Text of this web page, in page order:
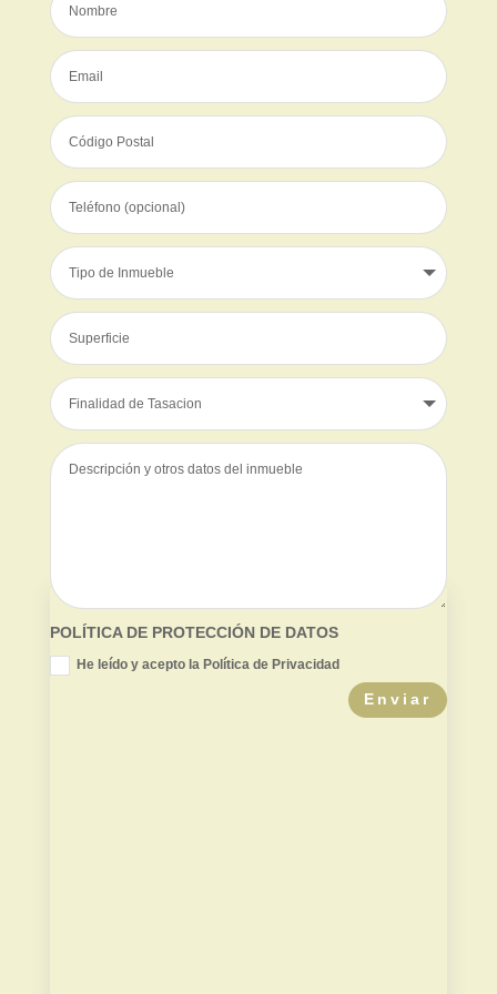
POLÍTICA DE PROTECCIÓN DE DATOS
He leído y acepto la Política de Privacidad
Enviar